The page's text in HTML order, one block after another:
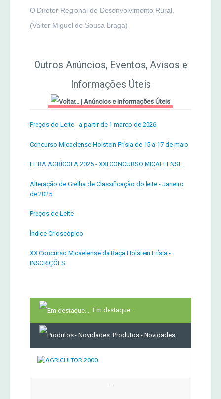
O Diretor Regional do Desenvolvimento Rural,
(Válter Miguel de Sousa Braga)
Outros Anúncios, Eventos, Avisos e
Informações Úteis
| Anúncios e Informações Úteis
Preços do Leite - a partir de 1 março de 2026
Concurso Micaelense Holstein Frísia de 15 a 17 de maio
FEIRA AGRÍCOLA 2025 - XXI CONCURSO MICAELENSE
Alteração de Grelha de Classificação do leite - Janeiro
de 2025
Preços de Leite
Índice Crioscópico
XX Concurso Micaelense da Raça Holstein Frísia -
INSCRIÇÕES
Em destaque...
Produtos - Novidades
...